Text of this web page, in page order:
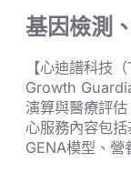
基因檢測
【心迪譜科技
Growth
演算與醫療評
心服務內容包
GENA模型、營